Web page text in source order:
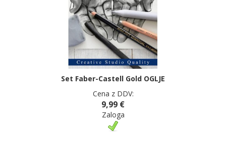
Set Faber-Castell Gold OGLJE
Cena z DDV:
9,99 €
Zaloga